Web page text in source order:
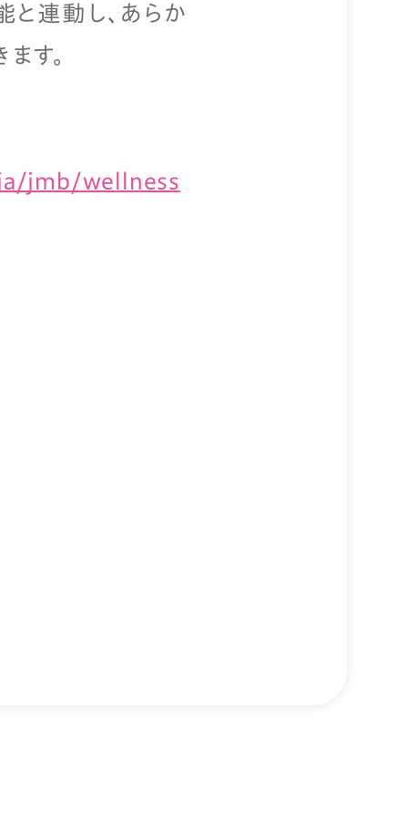
連動し、あらか
す。
jmb/wellness